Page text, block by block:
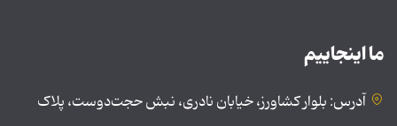
ما اینجاییم
آدرس: بلوار کشاورز، خیابان نادری، نبش حجت‌دوست، پلاک